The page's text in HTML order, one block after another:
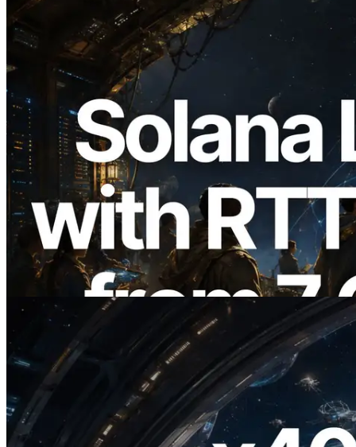
2026.08.05
ERPC Breidt Solana Leader Slot API Uit
met Pingmeting vanuit 7 Wereldwijde
Regio’s — Validators Information API
Ook Gelanceerd